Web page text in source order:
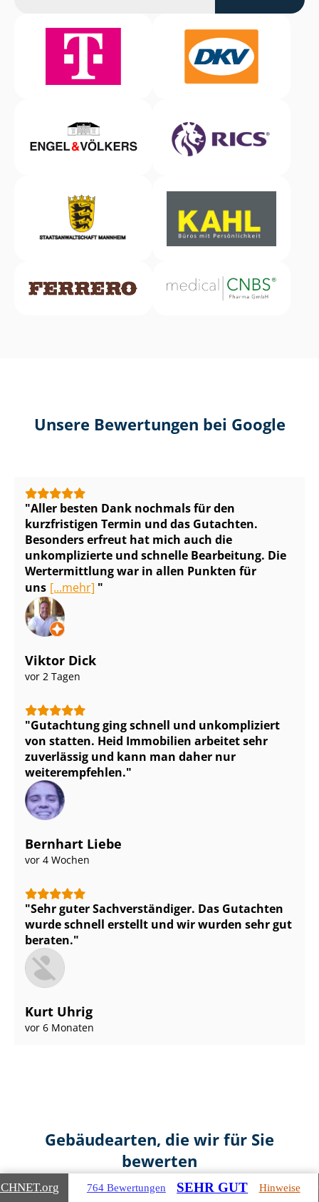
Unsere Bewertungen bei Google
Aller besten Dank nochmals für den
kurzfristigen Termin und das Gutachten.
Besonders erfreut hat mich auch die
unkomplizierte und schnelle Bearbeitung. Die
Wertermittlung war in allen Punkten für
uns [...mehr]
Viktor Dick
vor 2 Tagen
Gutachtung ging schnell und unkompliziert
von statten. Heid Immobilien arbeitet sehr
zuverlässig und kann man daher nur
weiterempfehlen.
Bernhart Liebe
vor 4 Wochen
Sehr guter Sach­ver­stän­di­ger. Das Gutachten
wurde schnell erstellt und wir wurden sehr gut
beraten.
Kurt Uhrig
vor 6 Monaten
Gebäudearten, die wir für Sie
bewerten
.org 764 Bewertungen SEHR GUT Hinweise